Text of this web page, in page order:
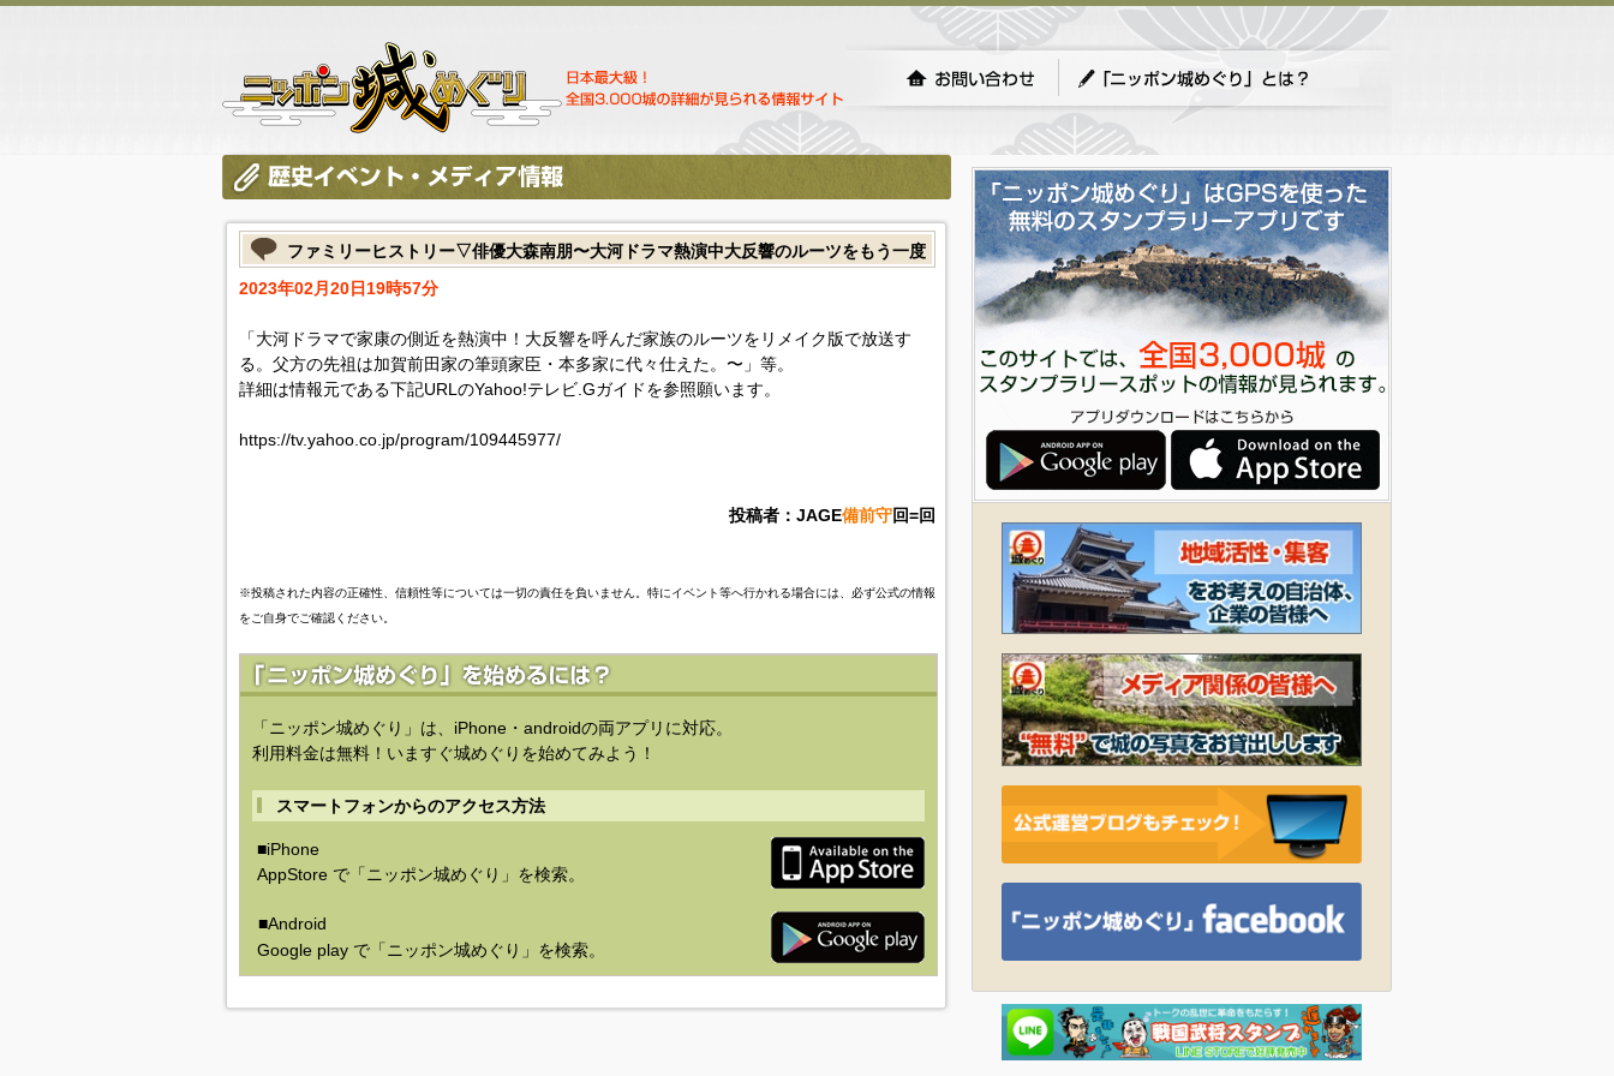
ファミリーヒストリー▽俳優大森南朋〜大河ドラマ熱演中大反響のルーツをもう一度
2023年02月20日19時57分
「大河ドラマで家康の側近を熱演中！大反響を呼んだ家族のルーツをリメイク版で放送す
る。父方の先祖は加賀前田家の筆頭家臣・本多家に代々仕えた。〜」等。
詳細は情報元である下記URLのYahoo!テレビ.Gガイドを参照願います。
https://tv.yahoo.co.jp/program/109445977/
投稿者：JAGE備前守回=回
※投稿された内容の正確性、信頼性等については一切の責任を負いません。特にイベント等へ行かれる場合には、必ず公式の情報
をご自身でご確認ください。
「ニッポン城めぐり」は、iPhone・androidの両アプリに対応。
利用料金は無料！いますぐ城めぐりを始めてみよう！
スマートフォンからのアクセス方法
■iPhone
AppStore で「ニッポン城めぐり」を検索。
■Android
Google play で「ニッポン城めぐり」を検索。